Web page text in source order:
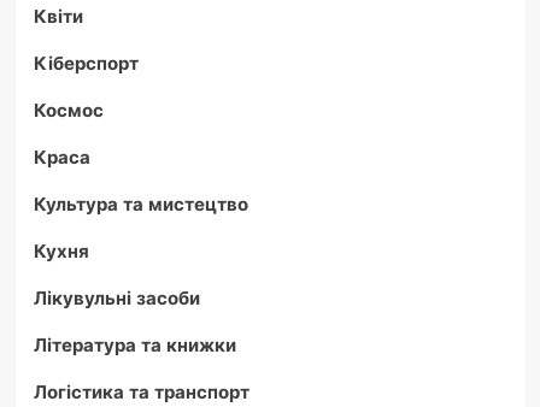
Квіти
Кіберспорт
Космос
Краса
Культура та мистецтво
Кухня
Лікувульні засоби
Література та книжки
Логістика та транспорт